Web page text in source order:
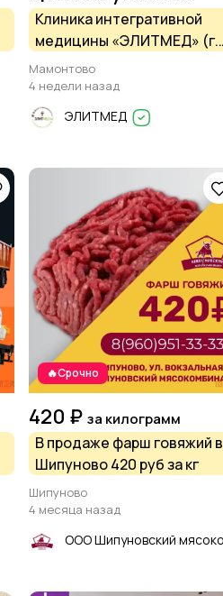
Клиника интегративной
медицины «ЭЛИТМЕД» (г.
Барнаул) проводит приём в
Мамонтово — ТОЛЬКО
ОДИН ДЕНЬ
Мамонтово
4 недели назад
ЭЛИТМЕД
🔥Срочно
420 ₽ за килограмм
В продаже фарш говяжий в
Шипуново 420 руб за кг
Шипуново
4 месяца назад